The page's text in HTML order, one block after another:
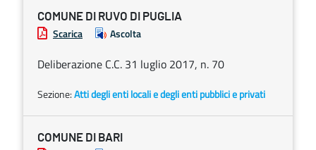
COMUNE DI RUVO DI PUGLIA
Scarica Ascolta
Deliberazione C.C. 31 luglio 2017, n. 70
Sezione:Atti degli enti locali e degli enti pubblici e privati
COMUNE DI BARI